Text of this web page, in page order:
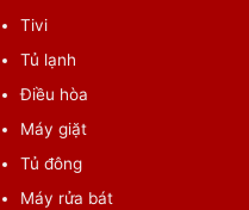
Tivi
Tủ lạnh
Điều hòa
Máy giặt
Tủ đông
Máy rửa bát